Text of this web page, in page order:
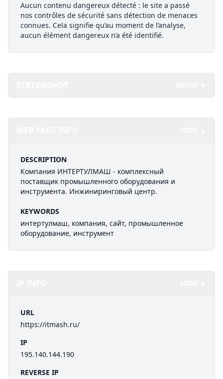
Aucun contenu dangereux détecté : le site a passé
nos contrôles de sécurité sans détection de menaces
connues. Cela signifie qu’au moment de l’analyse,
aucun élément dangereux n’a été identifié.
DESCRIPTION
Компания ИНТЕРТУЛМАШ - комплексный
поставщик промышленного оборудования и
инструмента. Инжиниринговый центр.
KEYWORDS
интертулмаш, компания, сайт, промышленное
оборудование, инструмент
URL
https://itmash.ru/
IP
195.140.144.190
REVERSE IP